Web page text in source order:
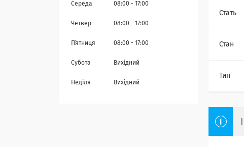
Стать
Стан
Тип
Середа 08:00 17:00
Четвер 08:00 17:00
Пʼятниця 08:00 17:00
Субота Вихідний
Неділя Вихідний